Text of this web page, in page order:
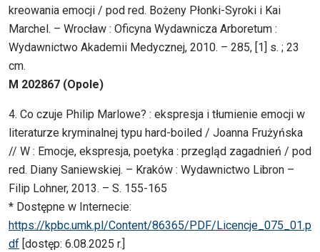
kreowania emocji / pod red. Bożeny Płonki-Syroki i Kai
Marchel. – Wrocław : Oficyna Wydawnicza Arboretum :
Wydawnictwo Akademii Medycznej, 2010. – 285, [1] s. ; 23
cm.
M 202867 (Opole)
4. Co czuje Philip Marlowe? : ekspresja i tłumienie emocji w
literaturze kryminalnej typu hard-boiled / Joanna Frużyńska
// W : Emocje, ekspresja, poetyka : przegląd zagadnień / pod
red. Diany Saniewskiej. – Kraków : Wydawnictwo Libron –
Filip Lohner, 2013. – S. 155-165
* Dostępne w Internecie:
https://kpbc.umk.pl/Content/86365/PDF/Licencje_075_01.p
df [dostęp: 6.08.2025 r.]